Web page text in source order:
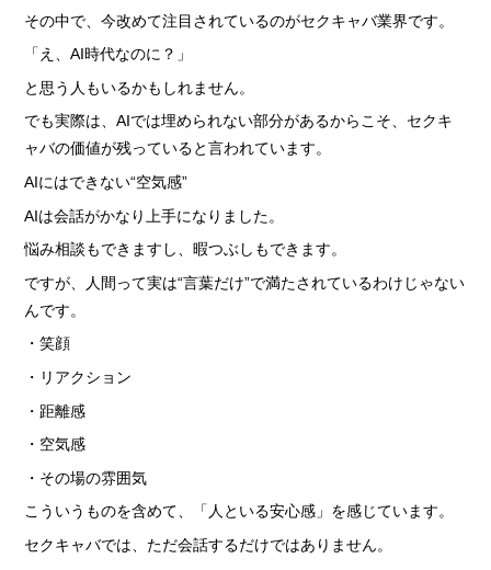
› 家具家電付デザイナーズマンション完備
› お給料日払い 即日払いOK!
› 人事部について
› アリバイ対策万全
› 個人ロッカーキレイな更衣室完備
› ニュース・トピックス
› お仕事コラム
› 先輩たちの声
› カンタン♪LINE面接
› 卒業生の声
› 働く女性の「お給料明細」公開中
› ご応募・お問い合わせ
その中で、今改めて注目されているのがセクキャバ業界です。
「え、AI時代なのに？」
と思う人もいるかもしれません。
でも実際は、AIでは埋められない部分があるからこそ、セクキ
ャバの価値が残っていると言われています。
AIにはできない“空気感”
AIは会話がかなり上手になりました。
悩み相談もできますし、暇つぶしもできます。
ですが、人間って実は“言葉だけ”で満たされているわけじゃない
んです。
・笑顔
・リアクション
・距離感
・空気感
・その場の雰囲気
こういうものを含めて、「人といる安心感」を感じています。
セクキャバでは、ただ会話するだけではありません。